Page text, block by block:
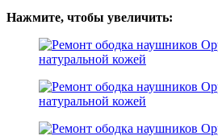
Нажмите, чтобы увеличить: